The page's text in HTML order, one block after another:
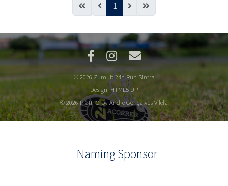
1
© 2026 Zumub 24h Run Sintra
Design:HTML5 UP
© 2026 PlatInO by André Gonçalves Vilela
Naming Sponsor